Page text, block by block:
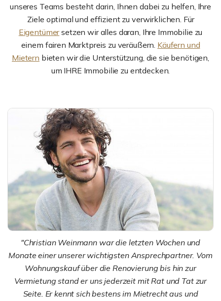
unseres Teams besteht darin, Ihnen dabei zu helfen, Ihre
Ziele optimal und effizient zu verwirklichen. Für
Eigentümersetzen wir alles daran, Ihre Immobilie zu
einem fairen Marktpreis zu veräußern. Käufern und
Mietern bieten wir die Unterstützung, die sie benötigen,
um IHRE Immobilie zu entdecken.
"Christian Weinmann war die letzten Wochen und
Monate einer unserer wichtigsten Ansprechpartner. Vom
Wohnungskauf über die Renovierung bis hin zur
Vermietung stand er uns jederzeit mit Rat und Tat zur
Seite. Er kennt sich bestens im Mietrecht aus und